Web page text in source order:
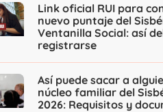
Link oficial RUI para
nuevo puntaje del
Ventanilla Social: así
registrarse
Así puede sacar a
núcleo familiar del
2026: Requisitos y